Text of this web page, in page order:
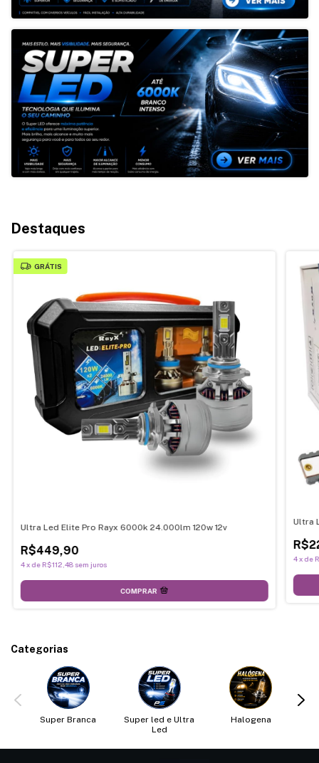
Destaques
GRÁTIS
Ultra Led Elite Pro Rayx 6000k 24.000lm 120w 12v
R$449,90
4xdeR$112,48sem juros
COMPRAR
Ultra
4 xde
Categorias
Super Branca
Super led e Ultra
Led
Halogena